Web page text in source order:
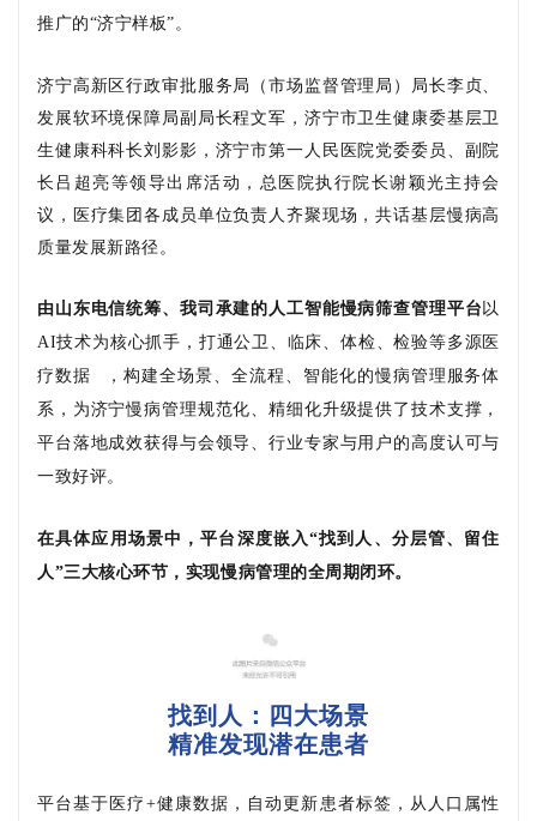
推广的“济宁样板”。
济宁高新区行政审批服务局（市场监督管理局）局长李贞、
发展软环境保障局副局长程文军，济宁市卫生健康委基层卫
生健康科科长刘影影，济宁市第一人民医院党委委员、副院
长吕超亮等领导出席活动，总医院执行院长谢颖光主持会
议，医疗集团各成员单位负责人齐聚现场，共话基层慢病高
质量发展新路径。
由山东电信统筹、我司承建的人工智能慢病筛查管理平台 以
AI技术为核心抓手，打通公卫、临床、体检、检验等多源医
疗数据
，构建全场景、全流程、智能化的慢病管理服务体
系，为济宁慢病管理规范化、精细化升级提供了技术支撑，
平台落地成效获得与会领导、行业专家与用户的高度认可与
一致好评。
在具体应用场景中，平台深度嵌入“找到人、分层管、留住
人”三大核心环节，实现慢病管理的全周期闭环。
找到人：四大场景
精准发现潜在患者
平台基于医疗 +健康数据，自动更新患者标签，从人口属性